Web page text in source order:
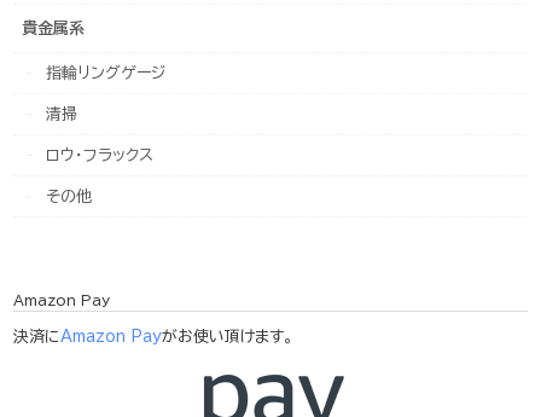
貴金属系
指輪リングゲージ
清掃
ロウ・フラックス
その他
Amazon Pay
決済にAmazon Payがお使い頂けます。